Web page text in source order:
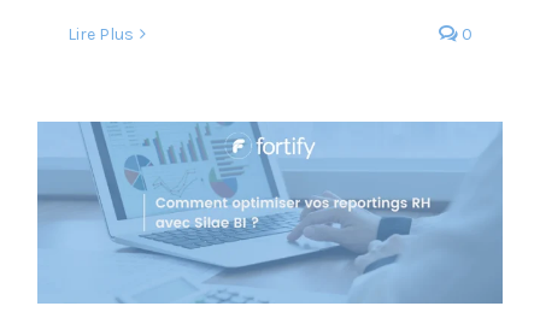
Lire Plus 0